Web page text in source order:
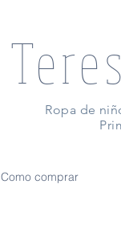
Ropa de
Como comprar